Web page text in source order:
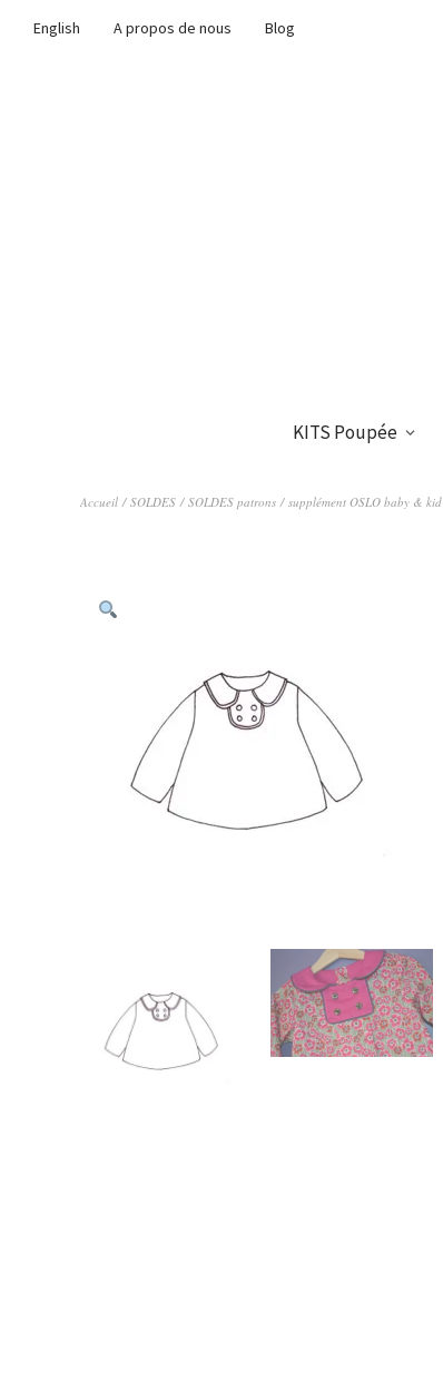
English A propos de nous
Blog
KITS Poupée
Accueil / SOLDES / SOLDES patrons / supplément OSLO baby & kid